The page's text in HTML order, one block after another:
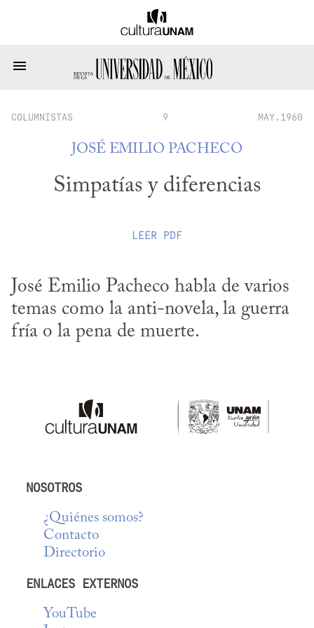
COLUMNISTAS 9 MAY.1960
JOSÉ EMILIO PACHECO
Simpatías y diferencias
LEER PDF
José Emilio Pacheco habla de varios
temas como la anti-novela, la guerra
fría o la pena de muerte.
NOSOTROS
¿Quiénes somos?
Contacto
Directorio
ENLACES EXTERNOS
YouTube